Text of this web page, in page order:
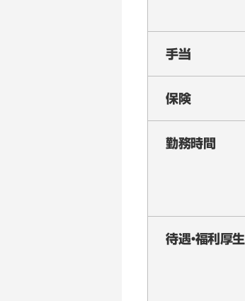
手当
保険
勤務時間
待遇・福利厚生